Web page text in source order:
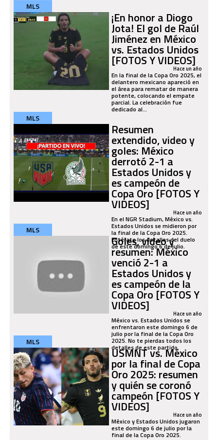
MLS
¡En honor a Diogo
Jota! El gol de Raúl
Jiménez en México
vs. Estados Unidos
[FOTOS Y VIDEOS]
Hace un año
En la final de la Copa Oro 2025, el
delantero mexicano apareció en
el área para rematar de manera
potente, colocando el empate
parcial. La celebración fue
dedicado al...
MLS
Resumen
extendido, video y
goles: México
derrotó 2-1 a
Estados Unidos y
es campeón de
Copa Oro [FOTOS Y
VIDEOS] Hace un año
En el NGR Stadium, México vs.
Estados Unidos se midieron por
la final de la Copa Oro 2025.
Entérate los detalles del duelo
de este domingo 6 de julio.
MLS
Goles, video y
resumen: México
venció 2-1 a
Estados Unidos y
es campeón de la
Copa Oro [FOTOS Y
VIDEOS] Hace un año
México vs. Estados Unidos se
enfrentaron este domingo 6 de
julio por la final de la Copa Oro
2025. No te pierdas todos los
detalles de este partido.
MLS
USMNT vs. México
por la final de Copa
Oro 2025: resumen
y quién se coronó
campeón [FOTOS Y
VIDEOS] Hace un año
México y Estados Unidos jugaron
este domingo 6 de julio por la
final de la Copa Oro 2025.